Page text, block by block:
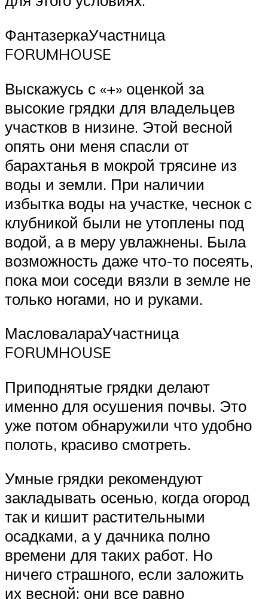
ФантазеркаУчастница
FORUMHOUSE
Выскажусь с «+» оценкой за
высокие грядки для владельцев
участков в низине. Этой весной
опять они меня спасли от
барахтанья в мокрой трясине из
воды и земли. При наличии
избытка воды на участке, чеснок с
клубникой были не утоплены под
водой, а в меру увлажнены. Была
возможность даже что-то посеять,
пока мои соседи вязли в земле не
только ногами, но и руками.
МасловалараУчастница
FORUMHOUSE
Приподнятые грядки делают
именно для осушения почвы. Это
уже потом обнаружили что удобно
полоть, красиво смотреть.
Умные грядки рекомендуют
закладывать осенью, когда огород
так и кишит растительными
осадками, а у дачника полно
времени для таких работ. Но
ничего страшного, если заложить
их весной: они все равно